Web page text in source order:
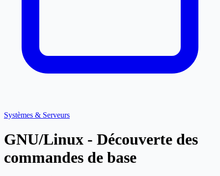
Systèmes & Serveurs
GNU/Linux - Découverte des
commandes de base